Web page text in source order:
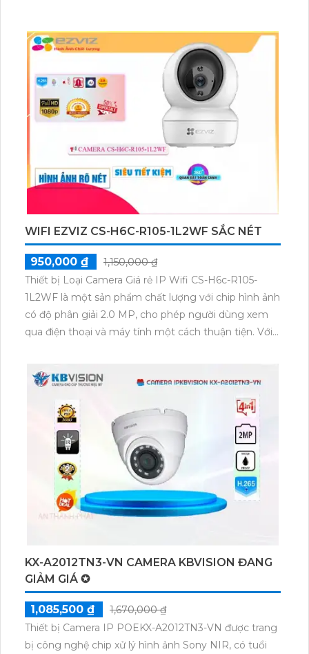
WIFI EZVIZ CS-H6C-R105-1L2WF SẮC NÉT
950,000 ₫
1,150,000 ₫
Thiết bị Loại Camera Giá rẻ IP Wifi CS-H6c-R105-
1L2WF là một sản phẩm chất lượng với chip hình ảnh
có độ phân giải 2.0 MP, cho phép người dùng xem
qua điện thoại và máy tính một cách thuận tiện. Với
động trong vùng lắp đặt. Với khả năng quan sát
Hồng Ngoại lên đến 10m, camera có thể lắp đặt ở
những vị trí không gian rộng. Đặc biệt, camera có
khả năng xoay 360 độ, giúp quan sát toàn diện. Sản
phẩm được sản xuất bởi một công ty uy tín và được
đảm bảo chất lượng. Hãy trải nghiệm hình ảnh trung
thực và chức năng vượt trội của camera với khả năng
thu âm và loa.
KX-A2012TN3-VN CAMERA KBVISION ĐANG
GIẢM GIÁ ✪
1,085,500 ₫
1,670,000 ₫
Thiết bị Camera IP POEKX-A2012TN3-VN được trang
bị công nghệ chip xử lý hình ảnh Sony NIR, có tuổi